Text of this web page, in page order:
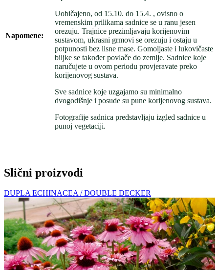
Napomene:
Uobičajeno, od 15.10. do 15.4. , ovisno o
vremenskim prilikama sadnice se u ranu jesen
orezuju. Trajnice prezimljavaju korijenovim
sustavom, ukrasni grmovi se orezuju i ostaju u
potpunosti bez lisne mase. Gomoljaste i lukovičaste
biljke se također povlače do zemlje. Sadnice koje
naručujete u ovom periodu provjeravate preko
korijenovog sustava.
Sve sadnice koje uzgajamo su minimalno
dvogodišnje i posude su pune korijenovog sustava.
Fotografije sadnica predstavljaju izgled sadnice u
punoj vegetaciji.
Slični proizvodi
DUPLA ECHINACEA / DOUBLE DECKER